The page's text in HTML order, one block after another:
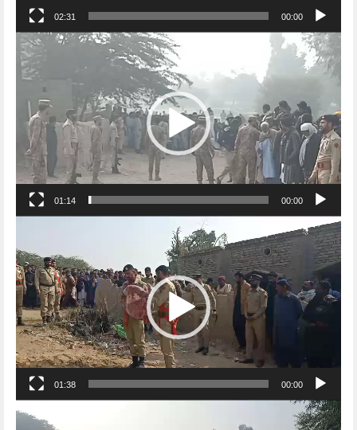
00:00
02:31
Video
Player
00:00
01:14
Video
Player
00:00
01:38
Video
Player